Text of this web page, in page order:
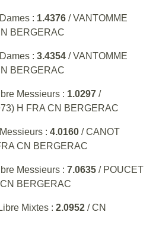
: 1.4376 / VANTOMME
BERGERAC
: 3.4354 / VANTOMME
BERGERAC
Messieurs : 1.0297 /
H FRA CN BERGERAC
: 4.0160 / CANOT
CN BERGERAC
Messieurs : 7.0635 / POUCET
BERGERAC
Mixtes : 2.0952 / CN